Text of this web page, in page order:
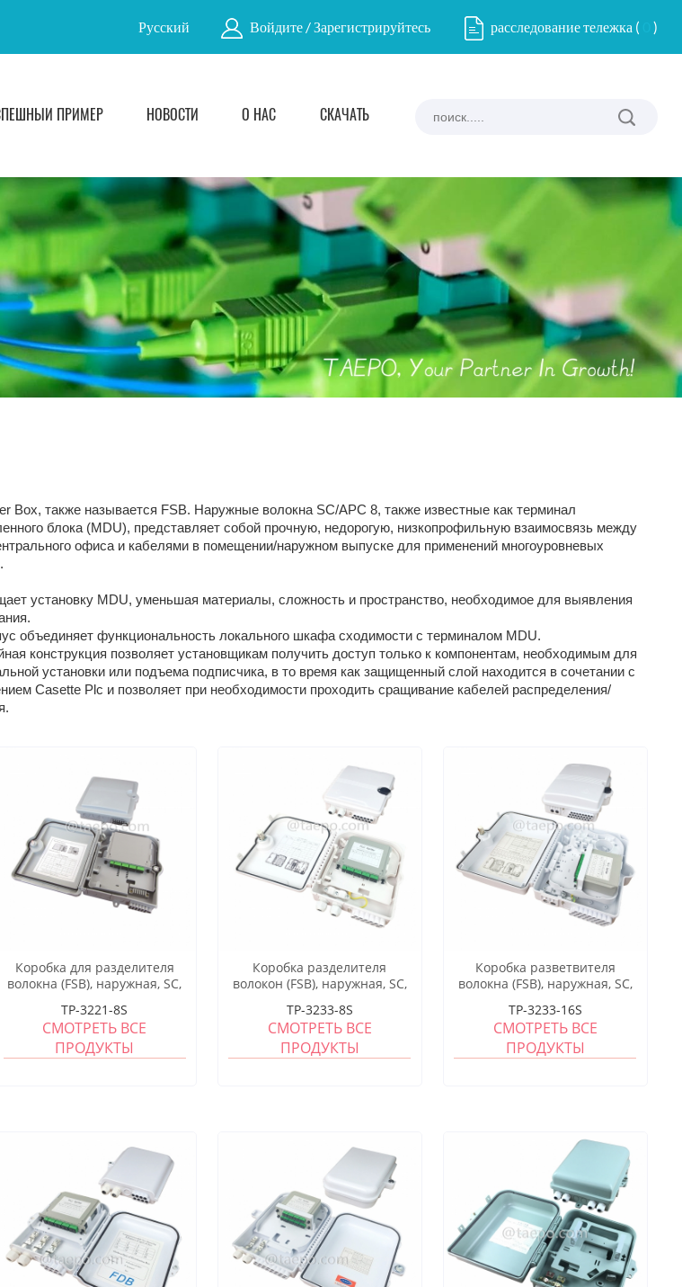
Русский Войдите / Зарегистрируйтесь расследование тележка ( )
ПРИМЕР НОВОСТИ О НАС СКАЧАТЬ
Box, также называется FSB. Наружные волокна SC/APC 8, также известные как терминал
блока (MDU), представляет собой прочную, недорогую, низкопрофильную взаимосвязь между
офиса и кабелями в помещении/наружном выпуске для применений многоуровневых
установку MDU, уменьшая материалы, сложность и пространство, необходимое для выявления
объединяет функциональность локального шкафа сходимости с терминалом MDU.
конструкция позволяет установщикам получить доступ только к компонентам, необходимым для
установки или подъема подписчика, в то время как защищенный слой находится в сочетании с
Casette Plc и позволяет при необходимости проходить сращивание кабелей распределения/
Коробка для разделителя
волокна (FSB), наружная, SC,
корпус
TP-3221-8S
СМОТРЕТЬ ВСЕ
ПРОДУКТЫ
Коробка разделителя
волокон (FSB), наружная, SC,
корпус
TP-3233-8S
СМОТРЕТЬ ВСЕ
ПРОДУКТЫ
Коробка разветвителя
волокна (FSB), наружная, SC,
корпус
TP-3233-16S
СМОТРЕТЬ ВСЕ
ПРОДУКТЫ